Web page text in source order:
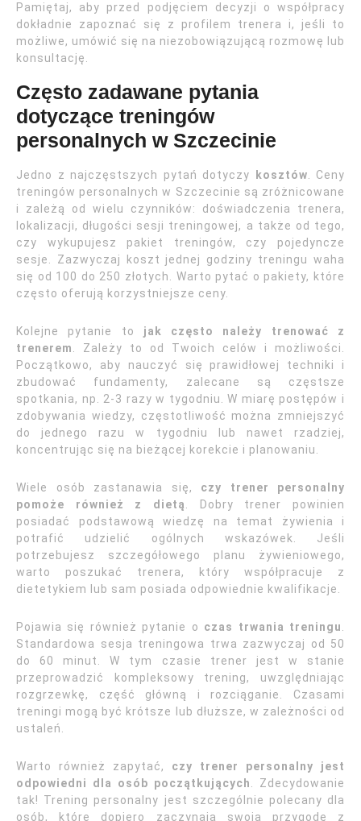
Pamiętaj, aby przed podjęciem decyzji o współpracy
dokładnie zapoznać się z profilem trenera i, jeśli to
możliwe, umówić się na niezobowiązującą rozmowę lub
konsultację.
Często zadawane pytania
dotyczące treningów
personalnych w Szczecinie
Jedno z najczęstszych pytań dotyczy kosztów . Ceny
treningów personalnych w Szczecinie są zróżnicowane
i zależą od wielu czynników: doświadczenia trenera,
lokalizacji, długości sesji treningowej, a także od tego,
czy wykupujesz pakiet treningów, czy pojedyncze
sesje. Zazwyczaj koszt jednej godziny treningu waha
się od 100 do 250 złotych. Warto pytać o pakiety, które
często oferują korzystniejsze ceny.
Kolejne pytanie to jak często należy trenować z
trenerem
. Zależy to od Twoich celów i możliwości.
Początkowo, aby nauczyć się prawidłowej techniki i
zbudować fundamenty, zalecane są częstsze
spotkania, np. 2-3 razy w tygodniu. W miarę postępów i
zdobywania wiedzy, częstotliwość można zmniejszyć
do jednego razu w tygodniu lub nawet rzadziej,
koncentrując się na bieżącej korekcie i planowaniu.
Wiele osób zastanawia się, czy trener personalny
pomoże również z dietą
. Dobry trener powinien
posiadać podstawową wiedzę na temat żywienia i
potrafić udzielić ogólnych wskazówek. Jeśli
potrzebujesz szczegółowego planu żywieniowego,
warto poszukać trenera, który współpracuje z
dietetykiem lub sam posiada odpowiednie kwalifikacje.
Pojawia się również pytanie o czas trwania treningu
Standardowa sesja treningowa trwa zazwyczaj od 50
do 60 minut. W tym czasie trener jest w stanie
przeprowadzić kompleksowy trening, uwzględniając
rozgrzewkę, część główną i rozciąganie. Czasami
treningi mogą być krótsze lub dłuższe, w zależności od
ustaleń.
Warto również zapytać, czy trener personalny jest
odpowiedni dla osób początkujących
. Zdecydowanie
tak! Trening personalny jest szczególnie polecany dla
osób, które dopiero zaczynają swoją przygodę z